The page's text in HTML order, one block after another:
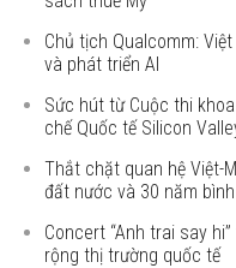
Chủ tịch Qualcomm:
và phát triển AI
Sức hút từ Cuộc thi
chế Quốc tế Silicon
Thắt chặt quan hệ Việt-
đất nước và 30 năm
Concert “Anh trai say
rộng thị trường quốc tế